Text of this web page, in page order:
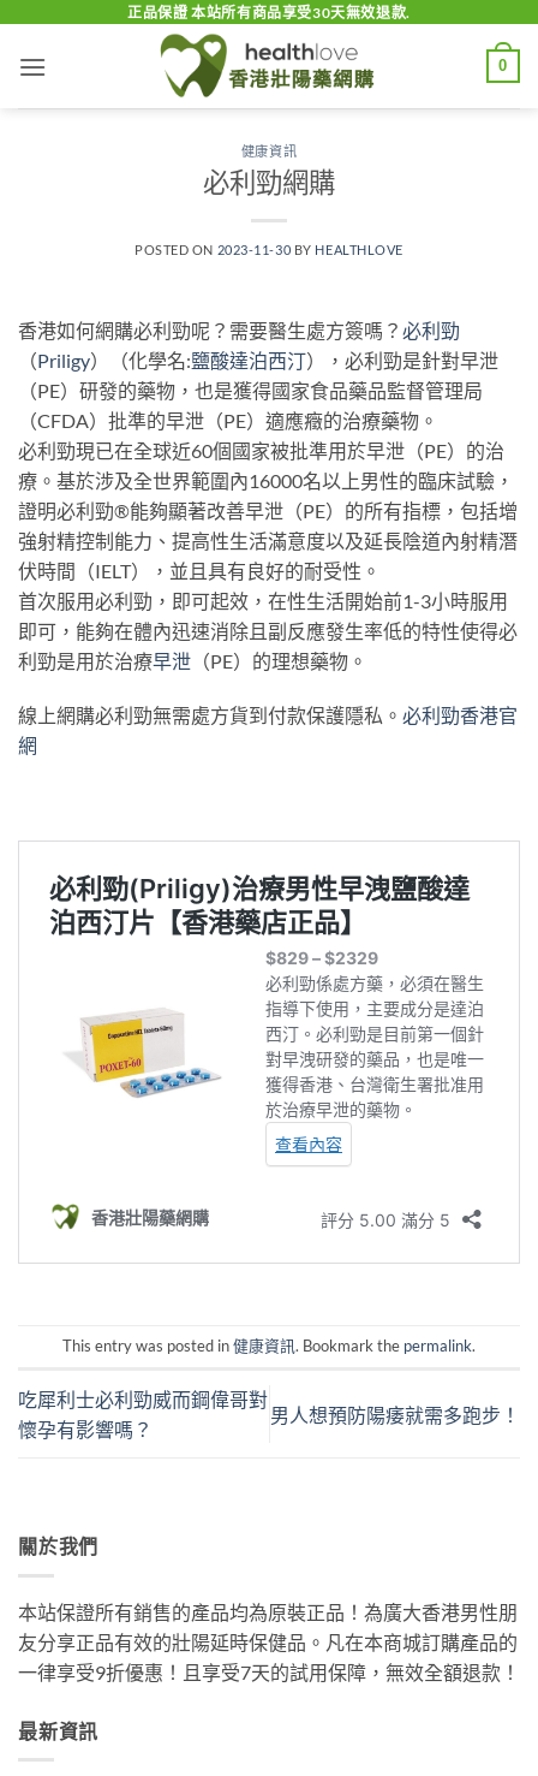
content
正品保證 本站所有商品享受30天無效退款.
0
健康資訊
必利勁網購
POSTED ON 2023-11-30 BY HEALTHLOVE
香港如何網購必利勁呢？需要醫生處方簽嗎？ 必利勁
（Priligy）（化學名:鹽酸達泊西汀），必利勁是針對早泄
（PE）研發的藥物，也是獲得國家食品藥品監督管理局
（CFDA）批準的早泄（PE）適應癥的治療藥物。
必利勁現已在全球近60個國家被批準用於早泄（PE）的治
療。基於涉及全世界範圍內16000名以上男性的臨床試驗，
證明必利勁®能夠顯著改善早泄（PE）的所有指標，包括增
強射精控制能力、提高性生活滿意度以及延長陰道內射精潛
伏時間（IELT），並且具有良好的耐受性。
首次服用必利勁，即可起效，在性生活開始前1-3小時服用
即可，能夠在體內迅速消除且副反應發生率低的特性使得必
利勁是用於治療早泄 （PE）的理想藥物。
線上網購必利勁無需處方貨到付款保護隱私。 必利勁香港官
網
This entry was posted in健康資訊. Bookmark the permalink.
吃犀利士必利勁威而鋼偉哥對
懷孕有影響嗎？
男人想預防陽痿就需多跑步！
關於我們
本站保證所有銷售的產品均為原裝正品！為廣大香港男性朋
友分享正品有效的壯陽延時保健品。凡在本商城訂購產品的
一律享受9折優惠！且享受7天的試用保障，無效全額退款！
最新資訊